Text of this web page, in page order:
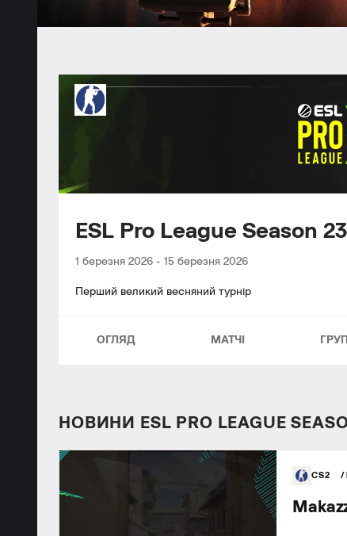
ESL Pro League Season
1 березня 2026 - 15 березня 2026
Перший великий весняний турнір
ОГЛЯД МАТЧІ
НОВИНИ ESL PRO LEAGUE
CS2